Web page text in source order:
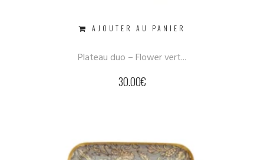
AJOUTER AU PANIER
Plateau duo – Flower vert...
30.00€